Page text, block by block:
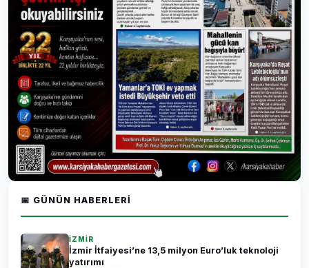
📅 GÜNÜN HABERLERI
İZMİR
İzmir İtfaiyesi’ne 13,5 milyon Euro’luk teknoloji
yatırımı